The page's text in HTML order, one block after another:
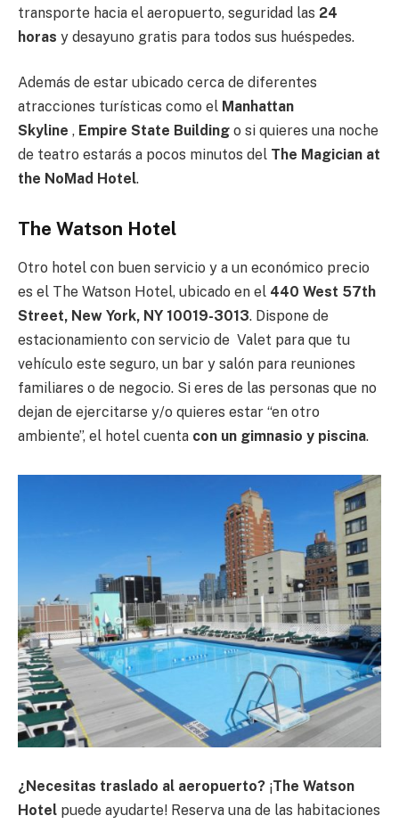
transporte hacia el aeropuerto, seguridad las 24
horas y desayuno gratis para todos sus huéspedes.
Además de estar ubicado cerca de diferentes
atracciones turísticas como el Manhattan
Skyline , Empire State Building o si quieres una noche
de teatro estarás a pocos minutos del The Magician at
the NoMad Hotel.
The Watson Hotel
Otro hotel con buen servicio y a un económico precio
es el The Watson Hotel, ubicado en el 440 West 57th
Street, New York, NY 10019-3013. Dispone de
estacionamiento con servicio de Valet para que tu
vehículo este seguro, un bar y salón para reuniones
familiares o de negocio. Si eres de las personas que no
dejan de ejercitarse y/o quieres estar “en otro
ambiente”, el hotel cuenta con un gimnasio y piscina.
¿Necesitas traslado al aeropuerto? ¡The Watson
Hotel puede ayudarte! Reserva una de las habitaciones